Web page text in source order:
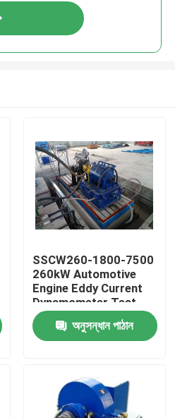
SSCW260-1800-7500
260kW Automotive
Engine Eddy Current
Dynamometer Test
Bench
অনুসন্ধান পাঠান